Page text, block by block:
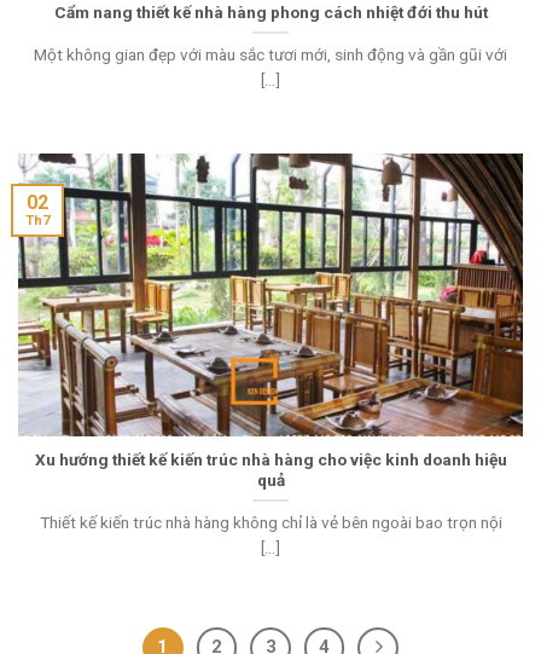
Cẩm nang thiết kế nhà hàng phong cách nhiệt đới thu hút
Một không gian đẹp với màu sắc tươi mới, sinh động và gần gũi với
[...]
Xu hướng thiết kế kiến trúc nhà hàng cho việc kinh doanh hiệu
quả
Thiết kế kiến trúc nhà hàng không chỉ là vẻ bên ngoài bao trọn nội
[...]
02
Th7
1 2 3 4